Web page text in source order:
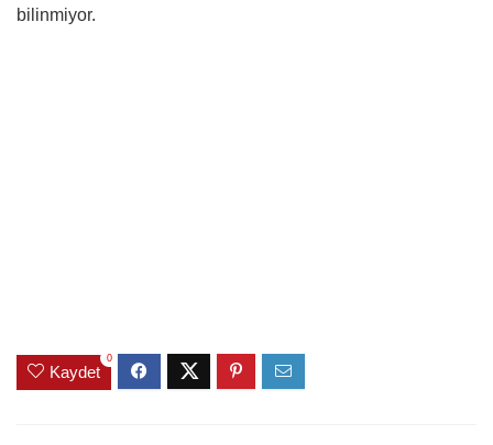
bilinmiyor.
Kaydet
0